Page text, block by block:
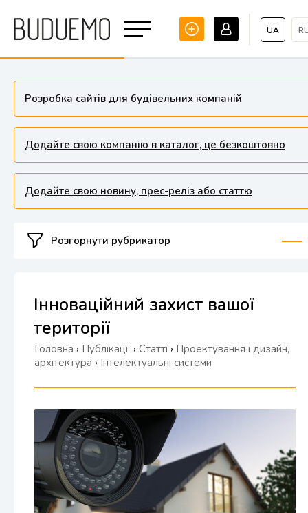
UA
Розробка сайтів для будівельних компаній
Додайте свою компанію в каталог, це безкоштовно
Додайте свою новину, прес-реліз або статтю
Розгорнути рубрикатор
Інноваційний захист вашої
території
Головна › Публікації › Статті › Проектування і дизайн,
архітектура › Інтелектуальні системи